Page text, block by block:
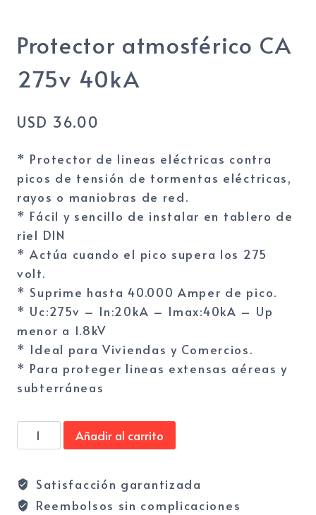
Protector atmosférico CA
275v 40kA
USD 36.00
* Protector de lineas eléctricas contra
picos de tensión de tormentas eléctricas,
rayos o maniobras de red.
* Fácil y sencillo de instalar en tablero de
riel DIN
* Actúa cuando el pico supera los 275
volt.
* Suprime hasta 40.000 Amper de pico.
* Uc:275v – In:20kA – Imax:40kA – Up
menor a 1.8kV
* Ideal para Viviendas y Comercios.
* Para proteger lineas extensas aéreas y
subterráneas
Protector
atmosférico
275v
40kA
Añadir al carrito
Satisfacción garantizada
Reembolsos sin complicaciones